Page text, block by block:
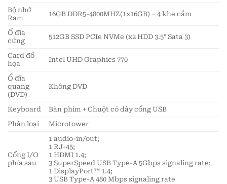
Bộ nhớ
Ram
16GB DDR5-4800MHZ(1x16GB) – 4 khe cắm
Ổ đĩa
cứng
512GB SSD PCIe NVMe (x2 HDD 3.5″ Sata 3)
Card đồ
họa
Intel UHD Graphics 770
Ổ đĩa
quang
(DVD)
Không DVD
Keyboard
Bàn phím + Chuột có dây cổng USB
Phân loại
Microtower
Cổng I/O
phía sau
1 audio-in/out;
1 RJ-45;
1 HDMI 1.4;
3 SuperSpeed USB Type-A 5Gbps signaling rate;
1 DisplayPort™ 1.4;
3 USB Type-A 480 Mbps signaling rate